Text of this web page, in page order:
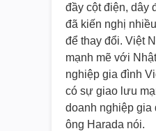
đầy cột điện, dây
đã kiến nghị
để thay đổi. Việt
mạnh mẽ với
nghiệp gia đình
có sự giao lưu
doanh nghiệp gia
ông Harada nói.